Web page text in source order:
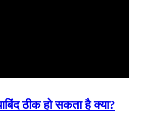
ठीक हो सकता है क्या?